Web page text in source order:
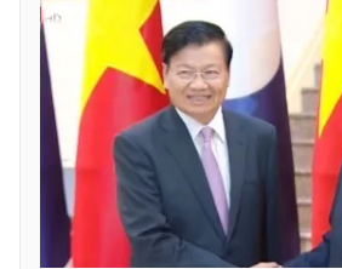
Ðiện thoại Thời báo VTV:
024.66 897 897
Email:
toasoan@vtv.vn
Liên hệ quảng cáo:024-7300.7108